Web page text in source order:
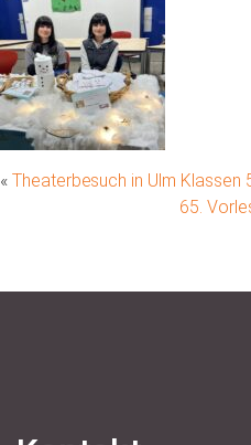
« Theaterbesuch in Ulm Klassen
65.